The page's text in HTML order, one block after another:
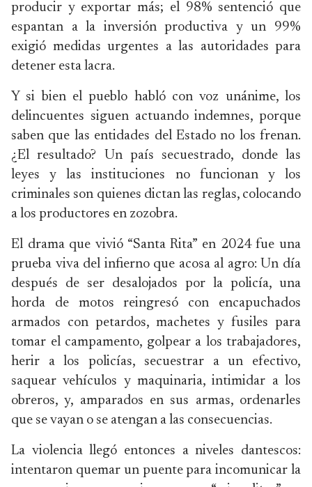
producir y exportar más; el 98% sentenció que
espantan a la inversión productiva y un 99%
exigió medidas urgentes a las autoridades para
detener esta lacra.
Y si bien el pueblo habló con voz unánime, los
delincuentes siguen actuando indemnes, porque
saben que las entidades del Estado no los frenan.
¿El resultado? Un país secuestrado, donde las
leyes y las instituciones no funcionan y los
criminales son quienes dictan las reglas, colocando
a los productores en zozobra.
El drama que vivió “Santa Rita” en 2024 fue una
prueba viva del infierno que acosa al agro: Un día
después de ser desalojados por la policía, una
horda de motos reingresó con encapuchados
armados con petardos, machetes y fusiles para
tomar el campamento, golpear a los trabajadores,
herir a los policías, secuestrar a un efectivo,
saquear vehículos y maquinaria, intimidar a los
obreros, y, amparados en sus armas, ordenarles
que se vayan o se atengan a las consecuencias.
La violencia llegó entonces a niveles dantescos:
intentaron quemar un puente para incomunicar la